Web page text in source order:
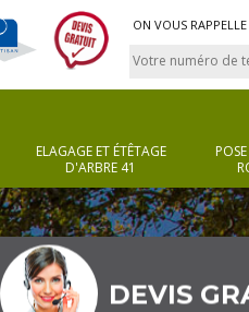
ON VOUS
ELAGAGE ET ÉTÊTAGE
D'ARBRE 41
DEVIS